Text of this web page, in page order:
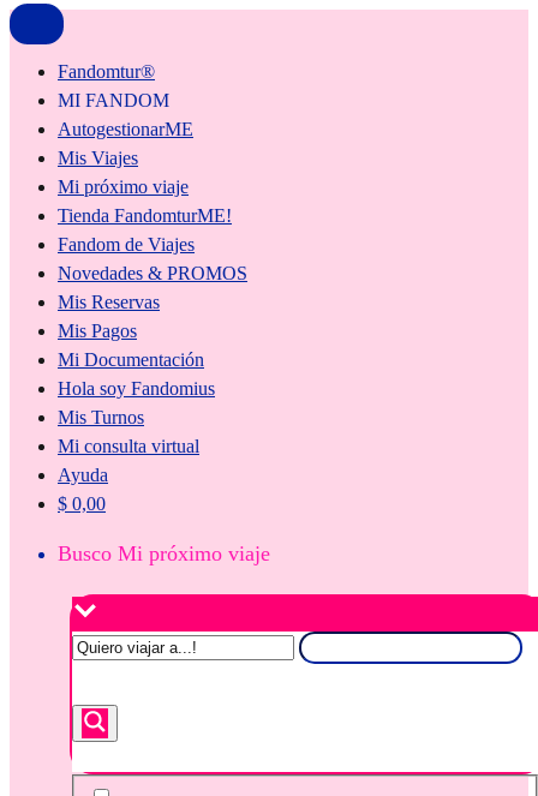
Fandomtur®
MI FANDOM
AutogestionarME
Mis Viajes
Mi próximo viaje
Tienda FandomturME!
Fandom de Viajes
Novedades & PROMOS
Mis Reservas
Mis Pagos
Mi Documentación
Hola soy Fandomius
Mis Turnos
Mi consulta virtual
Ayuda
$ 0,00
Busco Mi próximo viaje